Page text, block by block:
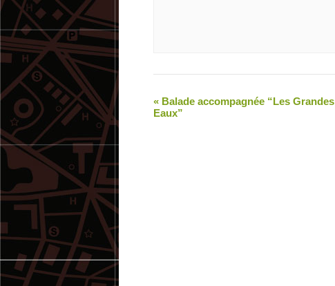
« Balade accompagnée “Les Grandes
Eaux”